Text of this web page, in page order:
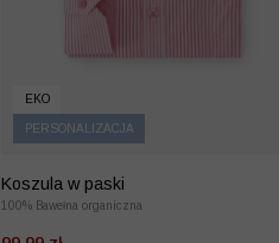
EKO
PERSONALIZACJA
Koszula w paski
100% Bawełna organiczna